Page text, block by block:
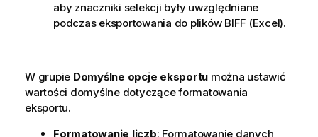
aby znaczniki selekcji były uwzględniane
podczas eksportowania do plików BIFF (Excel).
W grupie Domyślne opcje eksportu można ustawić
wartości domyślne dotyczące formatowania
eksportu.
Formatowanie liczb: Formatowanie danych